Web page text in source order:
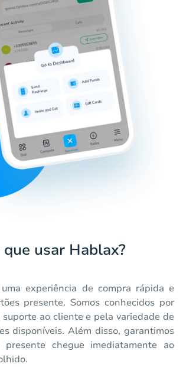
que usar Hablax?
experiência de compra rápida e
presente. Somos conhecidos por
ao cliente e pela variedade de
disponíveis. Além disso, garantimos
chegue imediatamente ao